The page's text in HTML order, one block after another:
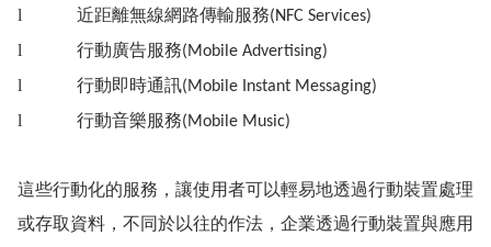
l 近距離無線網路傳輸服務(NFC Services)
l 行動廣告服務(Mobile Advertising)
l 行動即時通訊(Mobile Instant Messaging)
l 行動音樂服務(Mobile Music)
這些行動化的服務，讓使用者可以輕易地透過行動裝置處理
或存取資料，不同於以往的作法，企業透過行動裝置與應用